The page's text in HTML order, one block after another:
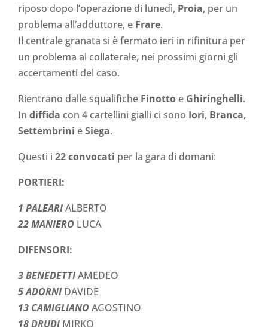
riposo dopo l’operazione di lunedì, Proia, per un
problema all’adduttore, e Frare.
Il centrale granata si è fermato ieri in rifinitura per
un problema al collaterale, nei prossimi giorni gli
accertamenti del caso.
Rientrano dalle squalifiche Finotto e Ghiringhelli.
In diffida con 4 cartellini gialli ci sono Iori, Branca,
Settembrini eSiega.
Questi i 22 convocati per la gara di domani:
PORTIERI:
1 PALEARIALBERTO
22 MANIERO LUCA
DIFENSORI:
3 BENEDETTIAMEDEO
5 ADORNI DAVIDE
13 CAMIGLIANOAGOSTINO
18 DRUDI MIRKO